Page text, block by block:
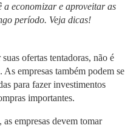
a economizar e aproveitar as
período. Veja dicas!
ofertas tentadoras, não é
empresas também podem se
para fazer investimentos
importantes.
as empresas devem tomar